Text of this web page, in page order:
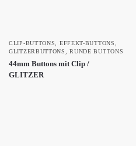
CLIP-BUTTONS EFFEKT-BUTTONS
GLITZERBUTTONS
,RUNDE BUTTONS
44mm Buttons mit Clip /
GLITZER